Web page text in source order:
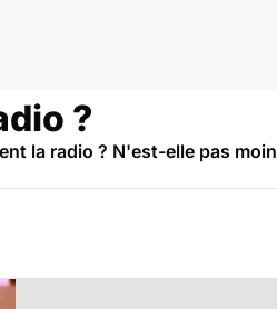
?
la radio ? N'est-elle pas